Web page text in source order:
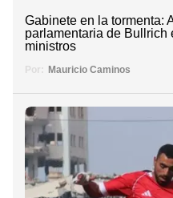
Gabinete en la tormenta:
parlamentaria de Bullrich
ministros
Por: Mauricio Caminos